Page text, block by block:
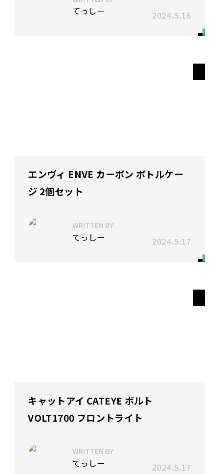
てっしー 2024.5.16
エンヴィ ENVE カーボン ボトルケー
ジ 2個セット
WRITTEN BY
てっしー 2024.5.17
キャットアイ CATEYE ボルト
VOLT1700 フロントライト
WRITTEN BY
てっしー 2024.5.17